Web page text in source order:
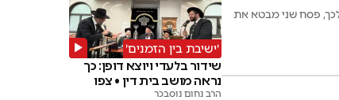
לכך, פסח שני מבטא את
'ישיבת בין הזמנים'
שידור בלעדי ויוצא דופן: כך
נראה מושב בית דין • צפו
הרב נחום נוסבכר